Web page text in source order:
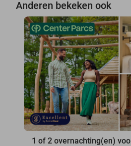
Anderen bekeken ook
1 of 2 overnachting(en)